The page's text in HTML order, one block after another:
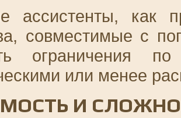
ассистенты, как
совместимые с
ограничения
или менее
И